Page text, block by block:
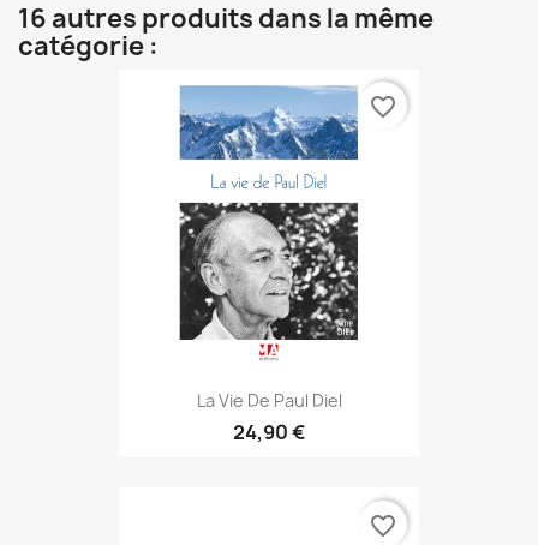
16 autres produits dans la même
catégorie :
La Vie De Paul Diel
24,90 €
favorite_border
favorite_border